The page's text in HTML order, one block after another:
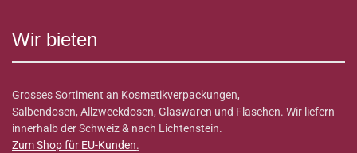
Wir bieten
Grosses Sortiment an Kosmetikverpackungen,
Salbendosen, Allzweckdosen, Glaswaren und Flaschen. Wir liefern
innerhalb der Schweiz & nach Lichtenstein.
Zum Shop für EU-Kunden.